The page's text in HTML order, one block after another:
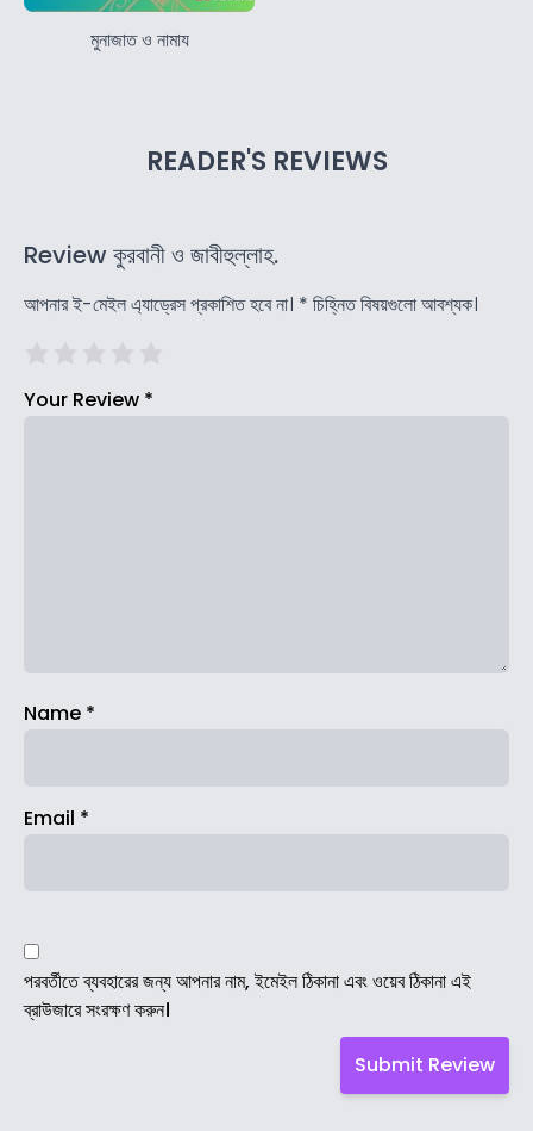
মুনাজাত ও নামায
READER'S REVIEWS
Review কুরবানী ও জাবীহুল্লাহ.
আপনার ই-মেইল এ্যাড্রেস প্রকাশিত হবে না। * চিহ্নিত বিষয়গুলো আবশ্যক।
Your Review *
Name *
Email *
পরবর্তীতে ব্যবহারের জন্য আপনার নাম, ইমেইল ঠিকানা এবং ওয়েব ঠিকানা এই
ব্রাউজারে সংরক্ষণ করুন।